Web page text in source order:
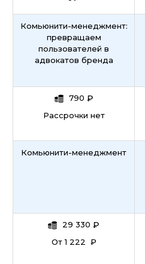
Комьюнити-менеджмент:
превращаем
пользователей в
адвокатов бренда
790 ₽
Рассрочки нет
Комьюнити-менеджмент
29 330 ₽
От 1 222 ₽